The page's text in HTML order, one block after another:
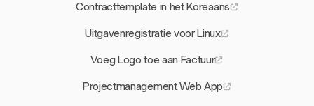
Contracttemplate in het Koreaans
Uitgavenregistratie voor Linux
Voeg Logo toe aan Factuur
Projectmanagement Web App